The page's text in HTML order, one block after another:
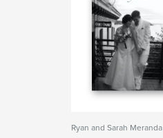
Ryan and Sarah Meranda